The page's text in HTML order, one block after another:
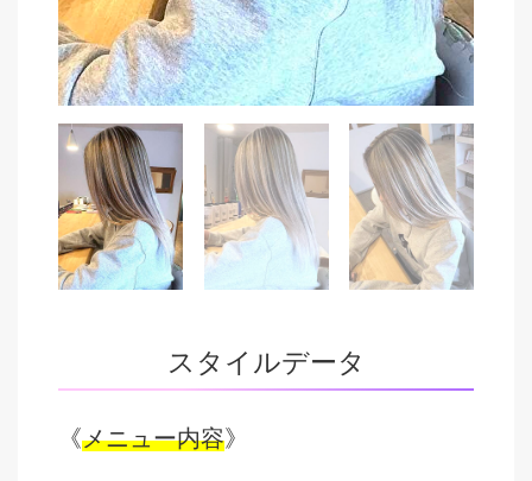
スタイルデータ
《メニュー内容》